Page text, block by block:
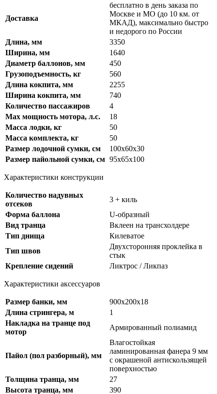
Доставка
бесплатно в день заказа по
Москве и МО (до 10 км. от
МКАД), максимально быстро
и недорого по России
Длина, мм
3350
Ширина, мм
1640
Диаметр баллонов, мм
450
Грузоподъемность, кг
560
Длина кокпита, мм
2255
Ширина кокпита, мм
740
Количество пассажиров
4
Max мощность мотора, л.с.
18
Масса лодки, кг
50
Масса комплекта, кг
50
Размер лодочной сумки, см
100х60х30
Размер пайольной сумки, см 95х65х100
Характеристики конструкции
Количество надувных
отсеков
3 + киль
Форма баллона
U-образный
Вид транца
Вклеен на трансхолдере
Тип днища
Килеватое
Тип швов
Двухсторонняя проклейка в
стык
Крепление сидений
Ликтрос / Ликпаз
Характеристики аксессуаров
Размер банки, мм
900х200х18
Длина стрингера, м
1
Накладка на транце под
мотор
Армированный полиамид
Пайол (пол разборный), мм
Влагостойкая
ламинированная фанера 9 мм
с окрашеной антискользящей
поверхностью
Толщина транца, мм
27
Высота транца, мм
390